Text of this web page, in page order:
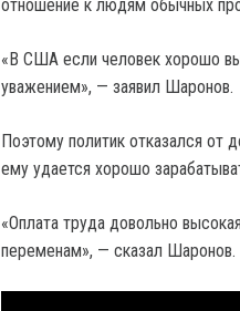
отношение к людям обычных
«В США если человек хорошо
уважением», — заявил Шаронов.
Поэтому политик отказался
ему удается хорошо
«Оплата труда довольно
переменам», — сказал Шаронов.